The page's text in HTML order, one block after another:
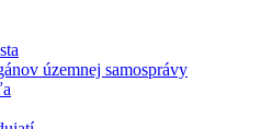
územnej samosprávy